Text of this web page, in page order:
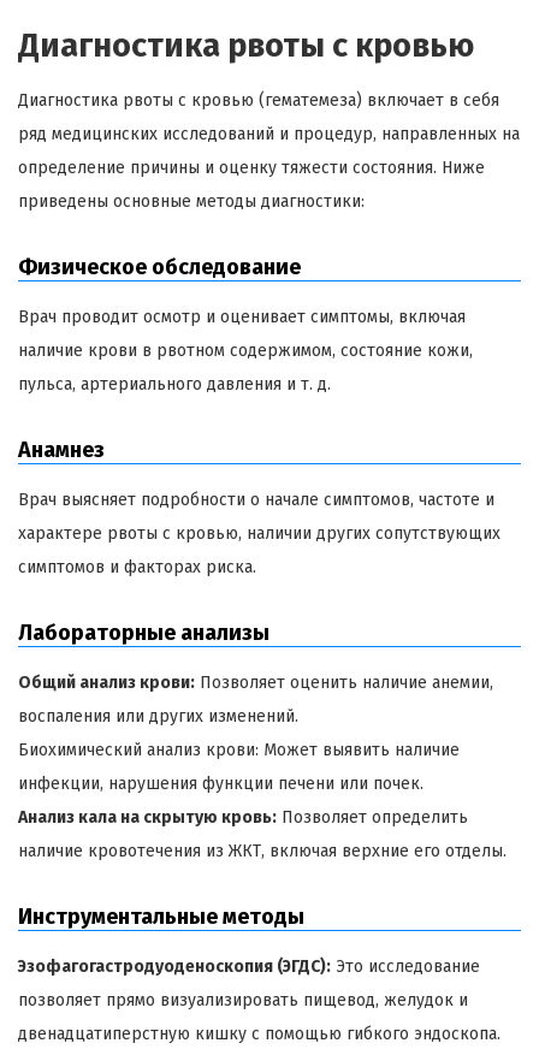
Диагностика рвоты с кровью
Диагностика рвоты с кровью (гематемеза) включает в себя
ряд медицинских исследований и процедур, направленных на
определение причины и оценку тяжести состояния. Ниже
приведены основные методы диагностики:
Физическое обследование
Врач проводит осмотр и оценивает симптомы, включая
наличие крови в рвотном содержимом, состояние кожи,
пульса, артериального давления и т. д.
Анамнез
Врач выясняет подробности о начале симптомов, частоте и
характере рвоты с кровью, наличии других сопутствующих
симптомов и факторах риска.
Лабораторные анализы
Общий анализ крови: Позволяет оценить наличие анемии,
воспаления или других изменений.
Биохимический анализ крови: Может выявить наличие
инфекции, нарушения функции печени или почек.
Анализ кала на скрытую кровь: Позволяет определить
наличие кровотечения из ЖКТ, включая верхние его отделы.
Инструментальные методы
Эзофагогастродуоденоскопия (ЭГДС): Это исследование
позволяет прямо визуализировать пищевод, желудок и
двенадцатиперстную кишку с помощью гибкого эндоскопа.